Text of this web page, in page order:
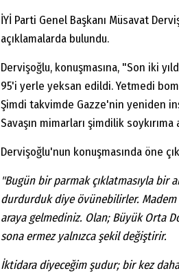
İYİ Parti Genel Başkanı Müsavat
açıklamalarda bulundu.
Dervişoğlu, konuşmasına, "Son iki
95'i yerle yeksan edildi. Yetmedi
Şimdi takvimde Gazze'nin yeniden
Savaşın mimarları şimdilik
Dervişoğlu'nun konuşmasında öne
"Bugün bir parmak çıklatmasıyla bir
durdurduk diye övünebilirler.
araya gelmediniz. Olan; Büyük Orta
sona ermez yalnızca şekil değiştirir.
İktidara diyeceğim şudur; bir kez